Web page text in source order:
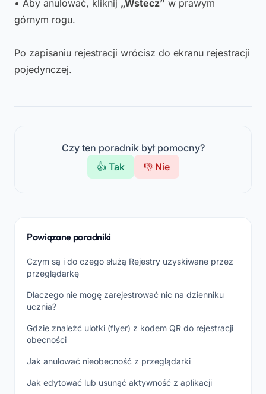
• Aby anulować, kliknij „Wstecz” w prawym
górnym rogu.
Po zapisaniu rejestracji wrócisz do ekranu rejestracji
pojedynczej.
Czy ten poradnik był pomocny?
👍 Tak
👎 Nie
Powiązane poradniki
Czym są i do czego służą Rejestry uzyskiwane przez
przeglądarkę
Dlaczego nie mogę zarejestrować nic na dzienniku
ucznia?
Gdzie znaleźć ulotki (flyer) z kodem QR do rejestracji
obecności
Jak anulować nieobecność z przeglądarki
Jak edytować lub usunąć aktywność z aplikacji